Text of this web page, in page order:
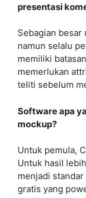
presentasi
Sebagian besar
namun selalu
memiliki
memerlukan
teliti sebelum
Software apa
mockup?
Untuk pemula,
Untuk hasil
menjadi
gratis yang